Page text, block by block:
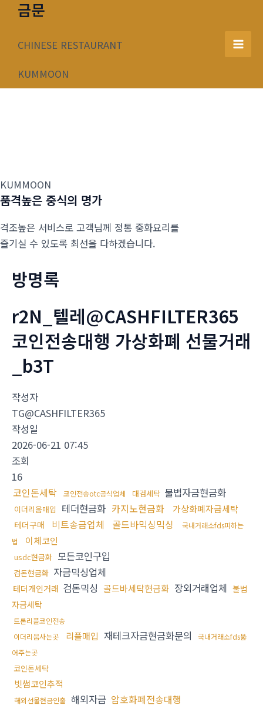
너
금문
CHINESE RESTAURANT
KUMMOON
Main
KUMMOON
품격높은 중식의 명가
격조높은 서비스로 고객님께 정통 중화요리를
즐기실 수 있도록 최선을 다하겠습니다.
방명록
r2N_텔레@CASHFILTER365
코인전송대행 가상화폐 선물거래
_b3T
작성자
TG@CASHFILTER365
작성일
2026-06-21 07:45
조회
16
코인돈세탁
코인전송otc공식업체 대검세탁 불법자금현금화
이더리움매입 테더현금화 카지노현금화 가상화폐자금세탁
테더구매 비트송금업체 골드바믹싱믹싱
국내거래소fds피하는
법
이체코인
usdc현금화 모든코인구입
검돈현금화 자금믹싱업체
테더개인거래 검돈믹싱 골드바세탁현금화 장외거래업체 불법
자금세탁
트론리플코인전송
이더리움사는곳
리플매입 재테크자금현금화문의
국내거래소fds뚫
어주는곳
코인돈세탁
빗썸코인추적
해외선물현금인출 해외자금 암호화폐전송대행